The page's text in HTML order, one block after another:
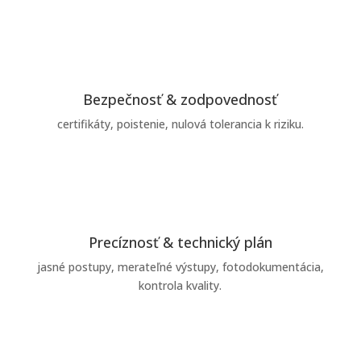
Bezpečnosť & zodpovednosť
certifikáty, poistenie, nulová tolerancia k riziku.
Precíznosť & technický plán
jasné postupy, merateľné výstupy, fotodokumentácia,
kontrola kvality.